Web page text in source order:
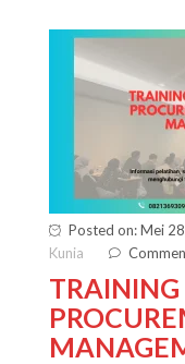
Posted on: Mei
Kunia
TRAINING